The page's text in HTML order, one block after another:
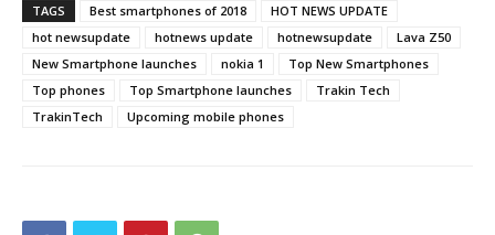
TAGS Best smartphones of 2018
HOT NEWS UPDATE
hot newsupdate
hotnews update hotnewsupdate
Lava Z50
New Smartphone launches
nokia 1
Top New Smartphones
Top phones
Top Smartphone launches
Trakin Tech
TrakinTech
Upcoming mobile phones